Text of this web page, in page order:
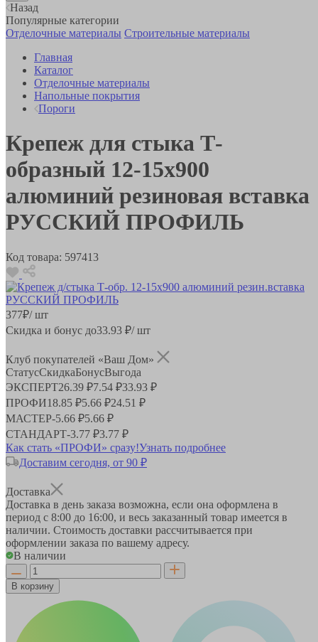
Назад
Популярные категории
Отделочные материалы Строительные материалы
Главная
Каталог
Отделочные материалы
Напольные покрытия
Пороги
Крепеж для стыка Т-
образный 12-15х900
алюминий резиновая вставка
РУССКИЙ ПРОФИЛЬ
Код товара: 597413
377₽/ шт
Скидка и бонус до33.93 ₽/ шт
Клуб покупателей «Ваш Дом»
СтатусСкидкаБонусВыгода
ЭКСПЕРТ26.39 ₽7.54 ₽33.93 ₽
ПРОФИ18.85 ₽5.66 ₽24.51 ₽
МАСТЕР-5.66 ₽5.66 ₽
СТАНДАРТ-3.77 ₽3.77 ₽
Как стать «ПРОФИ» сразу!Узнать подробнее
Доставим сегодня, от 90 ₽
Доставка
Доставка в день заказа возможна, если она оформлена в
период с 8:00 до 16:00, и весь заказанный товар имеется в
наличии. Стоимость доставки рассчитывается при
оформлении заказа по вашему адресу.
В наличии
В корзину